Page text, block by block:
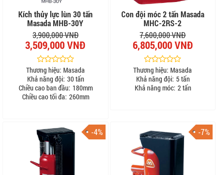
Kích thủy lực lùn 30 tấn
Masada MHB-30Y
3,900,000 VNĐ
3,509,000 VNĐ
Thương hiệu: Masada
Khả năng đội: 30 tấn
Chiều cao ban đầu: 180mm
Chiều cao tối đa: 260mm
Con đội móc 2 tấn Masada
MHC-2RS-2
7,600,000 VNĐ
6,805,000 VNĐ
Thương hiệu: Masada
Khả năng đội: 5 tấn
Khả năng móc: 2 tấn
-4% -7%